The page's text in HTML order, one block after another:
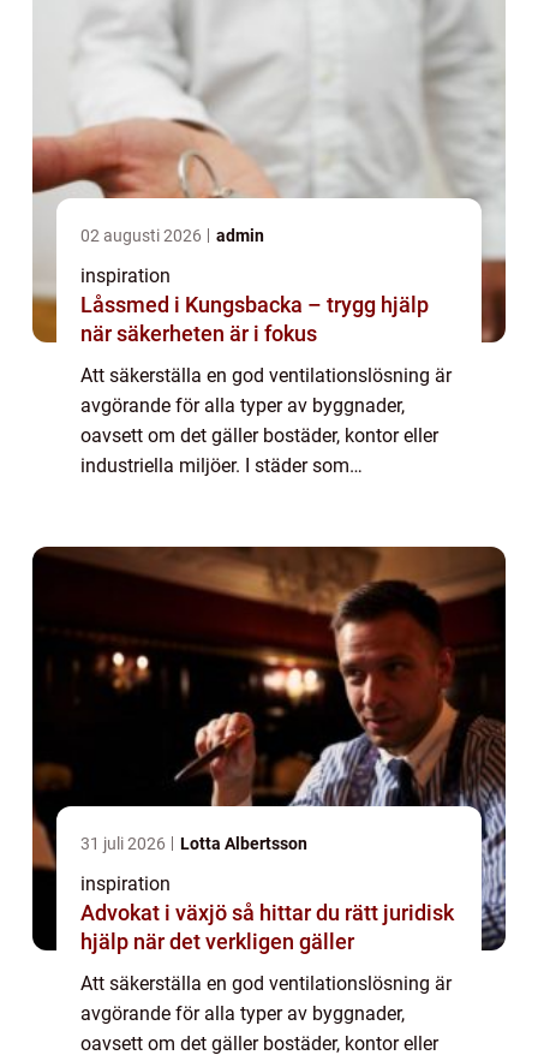
02 augusti 2026 admin
inspiration
Låssmed i Kungsbacka – trygg hjälp
när säkerheten är i fokus
Att säkerställa en god ventilationslösning är
avgörande för alla typer av byggnader,
oavsett om det gäller bostäder, kontor eller
industriella miljöer. I städer som
31 juli 2026 Lotta Albertsson
inspiration
Advokat i växjö så hittar du rätt juridisk
hjälp när det verkligen gäller
Att säkerställa en god ventilationslösning är
avgörande för alla typer av byggnader,
oavsett om det gäller bostäder, kontor eller